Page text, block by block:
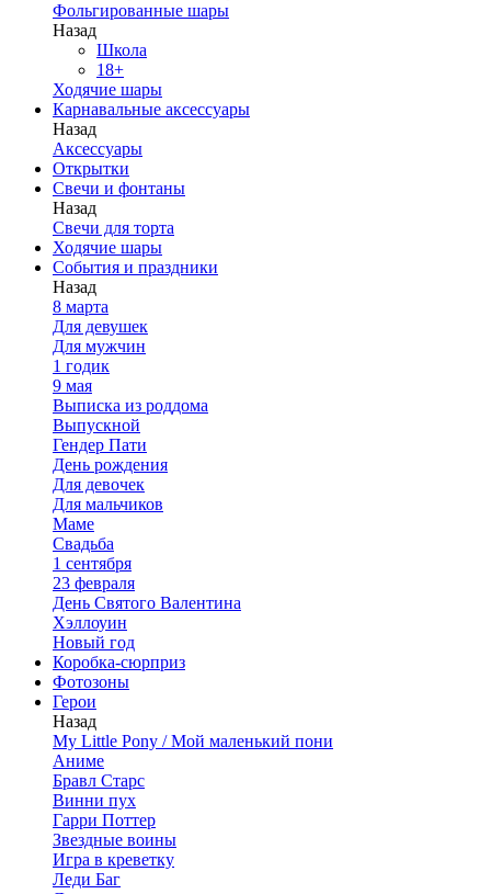
Фольгированные шары
Назад
Школа
18+
Ходячие шары
Карнавальные аксессуары
Назад
Аксессуары
Открытки
Свечи и фонтаны
Назад
Свечи для торта
Ходячие шары
События и праздники
Назад
8 марта
Для девушек
Для мужчин
1 годик
9 мая
Выписка из роддома
Выпускной
Гендер Пати
День рождения
Для девочек
Для мальчиков
Маме
Свадьба
1 сентября
23 февраля
День Святого Валентина
Хэллоуин
Новый год
Коробка-сюрприз
Фотозоны
Герои
Назад
My Little Pony / Мой маленький пони
Аниме
Бравл Старс
Винни пух
Гарри Поттер
Звездные воины
Игра в креветку
Леди Баг